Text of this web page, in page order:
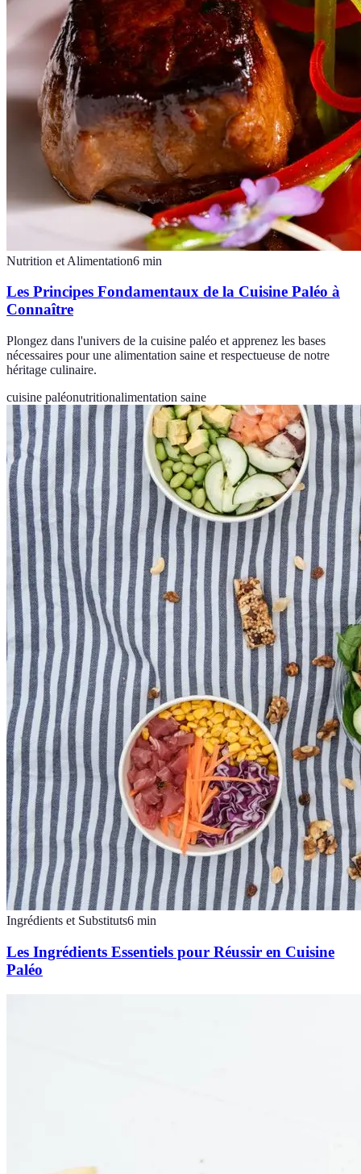
Nutrition et Alimentation6 min
Les Principes Fondamentaux de la Cuisine Paléo à
Connaître
Plongez dans l'univers de la cuisine paléo et apprenez les bases
nécessaires pour une alimentation saine et respectueuse de notre
héritage culinaire.
cuisine paléonutritionalimentation saine
Ingrédients et Substituts6 min
Les Ingrédients Essentiels pour Réussir en Cuisine
Paléo